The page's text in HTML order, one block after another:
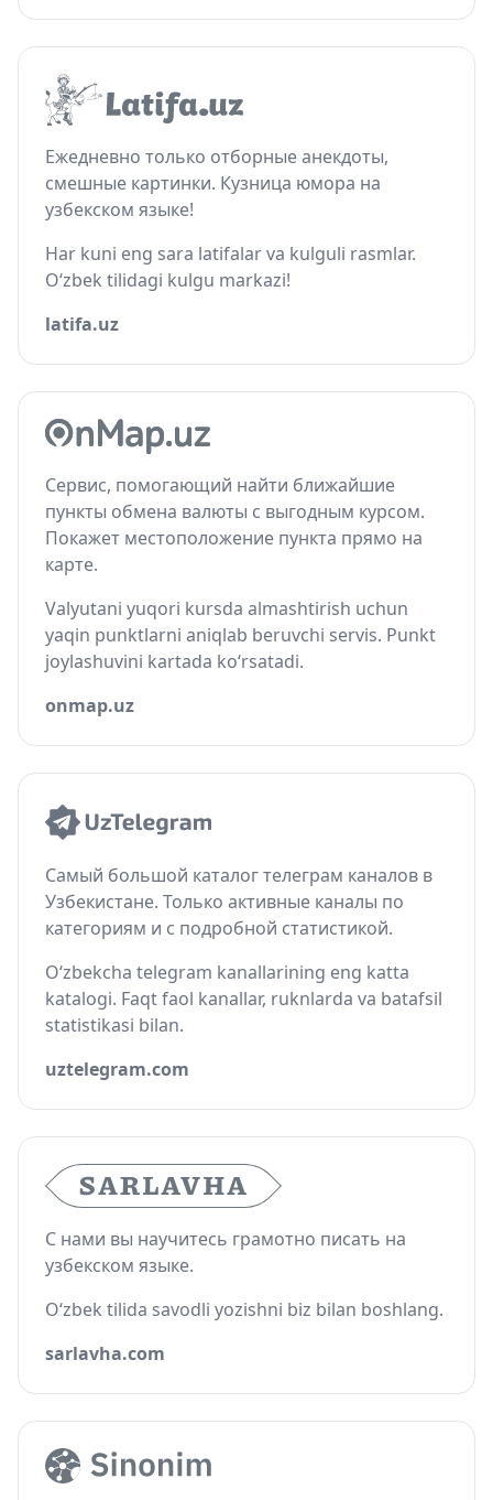
Ежедневно только отборные анекдоты,
смешные картинки. Кузница юмора на
узбекском языке!
Har kuni eng sara latifalar va kulguli rasmlar.
O‘zbek tilidagi kulgu markazi!
latifa.uz
Сервис, помогающий найти ближайшие
пункты обмена валюты с выгодным курсом.
Покажет местоположение пункта прямо на
карте.
Valyutani yuqori kursda almashtirish uchun
yaqin punktlarni aniqlab beruvchi servis. Punkt
joylashuvini kartada ko‘rsatadi.
onmap.uz
Самый большой каталог телеграм каналов в
Узбекистане. Только активные каналы по
категориям и с подробной статистикой.
O‘zbekcha telegram kanallarining eng katta
katalogi. Faqt faol kanallar, ruknlarda va batafsil
statistikasi bilan.
uztelegram.com
С нами вы научитесь грамотно писать на
узбекском языке.
O‘zbek tilida savodli yozishni biz bilan boshlang.
sarlavha.com